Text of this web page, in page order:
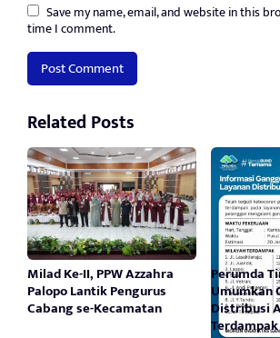
Save my name, email, and website in this
time I comment.
Related Posts
Milad Ke-II, PPW Azzahra
Palopo Lantik Pengurus
Cabang se-Kecamatan
Perumda
Umumkan
Distribusi
Terdampak